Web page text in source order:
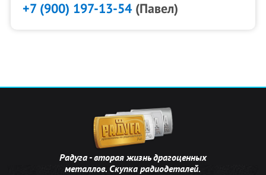
+7 (900) 197-13-54(Павел)
Радуга - вторая жизнь драгоценных
металлов. Скупка радиодеталей.